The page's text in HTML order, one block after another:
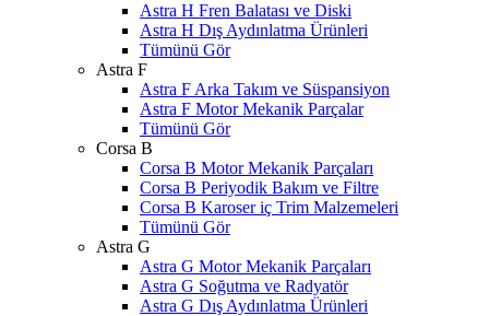
Astra H Fren Balatası ve Diski
Astra H Dış Aydınlatma Ürünleri
Tümünü Gör
Astra F
Astra F Arka Takım ve Süspansiyon
Astra F Motor Mekanik Parçalar
Tümünü Gör
Corsa B
Corsa B Motor Mekanik Parçaları
Corsa B Periyodik Bakım ve Filtre
Corsa B Karoser iç Trim Malzemeleri
Tümünü Gör
Astra G
Astra G Motor Mekanik Parçaları
Astra G Soğutma ve Radyatör
Astra G Dış Aydınlatma Ürünleri